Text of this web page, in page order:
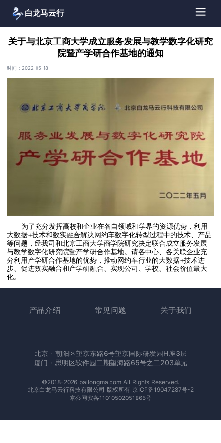
白龙马云行
关于与北京工商大学成立服务发展与教学数字化研究
院暨产学研合作基地的通知
时间：2022-05-18
为了充分发挥高校和企业在各自领域和学界的资源优势，利用
大数据+技术和数实融合解决网约车数字化转型过程中的技术、产品
等问题，经我司和北京工商大学商学院研究决定联合成立服务发展
与教学数字化研究院暨产学研合作基地。请各中心、各关联企业充
分利用产学研合作基地的优势，推动网约车行业的大数据+技术进
步、促进数实融合和产学研融合、实现公司、学校、社会价值最大
化。
产品介绍 常见问题 关于我们
北京 · 朝阳区望京东路6号望京国际研发园H座3层
厦门 · 思明区软件园二期望海路65号之二203单元
©2018-2026 bailongma.com All Rights Reserved.
北京白龙马云行科技有限公司 版权所有 京ICP备19047287号-2
京公网安备11010502051865号